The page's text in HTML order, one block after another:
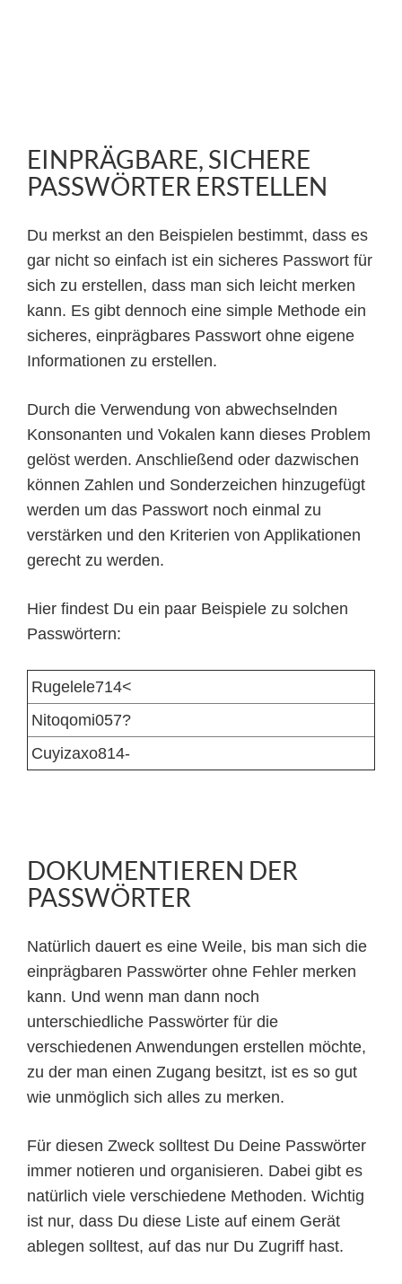
EINPRÄGBARE, SICHERE
PASSWÖRTER ERSTELLEN
Du merkst an den Beispielen bestimmt, dass es
gar nicht so einfach ist ein sicheres Passwort für
sich zu erstellen, dass man sich leicht merken
kann. Es gibt dennoch eine simple Methode ein
sicheres, einprägbares Passwort ohne eigene
Informationen zu erstellen.
Durch die Verwendung von abwechselnden
Konsonanten und Vokalen kann dieses Problem
gelöst werden. Anschließend oder dazwischen
können Zahlen und Sonderzeichen hinzugefügt
werden um das Passwort noch einmal zu
verstärken und den Kriterien von Applikationen
gerecht zu werden.
Hier findest Du ein paar Beispiele zu solchen
Passwörtern:
Rugelele714<
Nitoqomi057?
Cuyizaxo814-
DOKUMENTIEREN DER
PASSWÖRTER
Natürlich dauert es eine Weile, bis man sich die
einprägbaren Passwörter ohne Fehler merken
kann. Und wenn man dann noch
unterschiedliche Passwörter für die
verschiedenen Anwendungen erstellen möchte,
zu der man einen Zugang besitzt, ist es so gut
wie unmöglich sich alles zu merken.
Für diesen Zweck solltest Du Deine Passwörter
immer notieren und organisieren. Dabei gibt es
natürlich viele verschiedene Methoden. Wichtig
ist nur, dass Du diese Liste auf einem Gerät
ablegen solltest, auf das nur Du Zugriff hast.